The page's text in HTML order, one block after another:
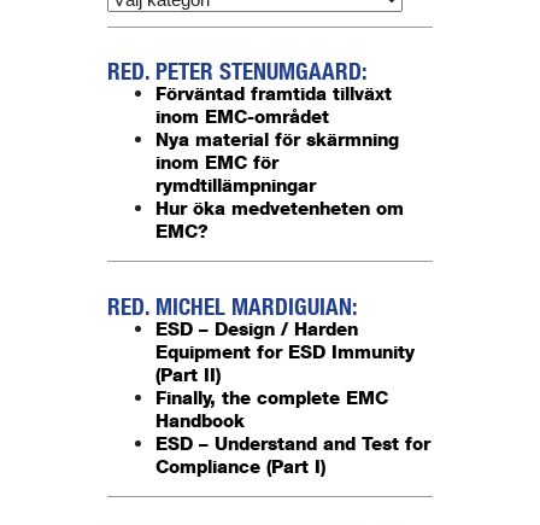
RED. PETER STENUMGAARD:
Förväntad framtida tillväxt
inom EMC-området
Nya material för skärmning
inom EMC för
rymdtillämpningar
Hur öka medvetenheten om
EMC?
RED. MICHEL MARDIGUIAN:
ESD – Design / Harden
Equipment for ESD Immunity
(Part II)
Finally, the complete EMC
Handbook
ESD – Understand and Test for
Compliance (Part I)